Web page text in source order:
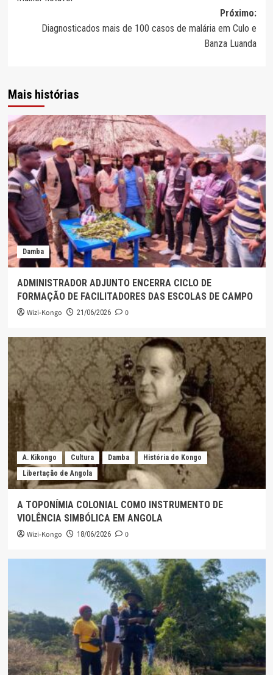
Próximo:
Diagnosticados mais de 100 casos de malária em Culo e
Banza Luanda
Mais histórias
Damba
ADMINISTRADOR ADJUNTO ENCERRA CICLO DE
FORMAÇÃO DE FACILITADORES DAS ESCOLAS DE CAMPO
Wizi-Kongo 21/06/2026 0
A. Kikongo Cultura Damba
História do Kongo
Libertação de Angola
A TOPONÍMIA COLONIAL COMO INSTRUMENTO DE
VIOLÊNCIA SIMBÓLICA EM ANGOLA
Wizi-Kongo 18/06/2026 0